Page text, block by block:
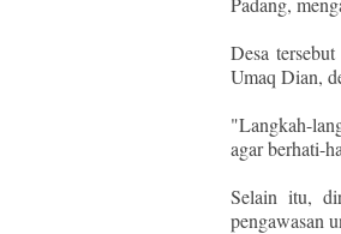
Desa
Umaq Dian,
"Langkah-
agar berhati-
Selain itu,
pengawasan